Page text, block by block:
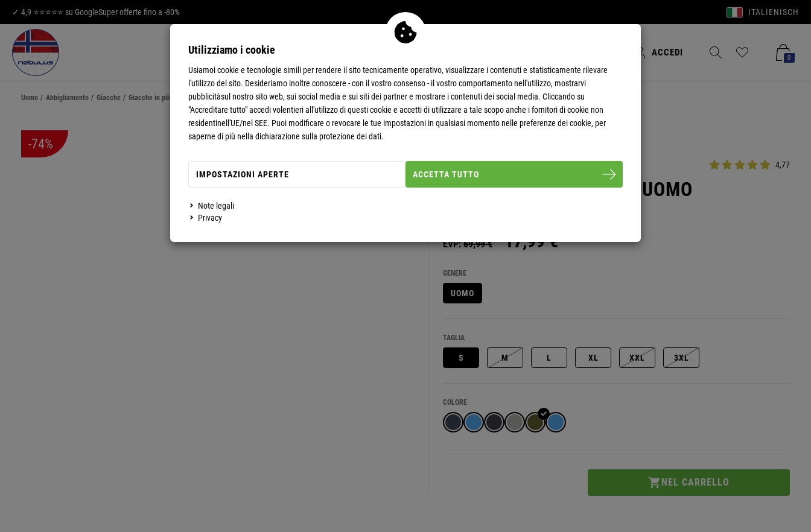
✓ 4,9 ⭐⭐⭐⭐⭐ su GoogleSuper offerte fino a -80% ITALIENISCH
UOMO DONNA AccediACCEDI Merkzettel aufklappenWarenkorb
0
Uomo / Abbigliamento / Giacche / Giacche in pile Giacca in pile NORKY Uomo
-74%
MOSTRA DI PIÙ
Nr. articolo: 20000300 4,77
GIACCA IN PILE NORKY UOMO
EVP: 69,99 € 17,99 €
GENERE
UOMO
TAGLIA
S M L XL XXL 3XL
COLORE
Utilizziamo i cookie
Usiamoi cookie e tecnologie simili per rendere il sito tecnicamente operativo, visualizzare i contenuti e statisticamente rilevare
l'utilizzo del sito. Desideriamo inoltre conoscere - con il vostro consenso - il vostro comportamento nell'utilizzo, mostrarvi
pubblicitàsul nostro sito web, sui social media e sui siti dei partner e mostrare i contenuti dei social media. Cliccando su
"Accreditare tutto" accedi volentieri all'utilizzo di questi cookie e accetti di utilizzare a tale scopo anche i fornitori di cookie non
residentinell'UE/nel SEE. Puoi modificare o revocare le tue impostazioni in qualsiasi momento nelle preferenze dei cookie, per
saperne di più nella dichiarazione sulla protezione dei dati.
IMPOSTAZIONI APERTE ACCETTA TUTTO
Note legali
Privacy